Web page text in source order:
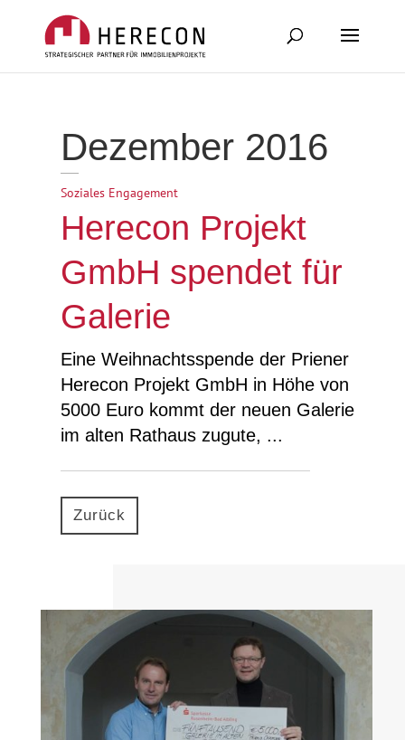
Dezember 2016
Soziales Engagement
Herecon Projekt
GmbH spendet für
Galerie
Eine Weihnachtsspende der Priener
Herecon Projekt GmbH in Höhe von
5000 Euro kommt der neuen Galerie
im alten Rathaus zugute, ...